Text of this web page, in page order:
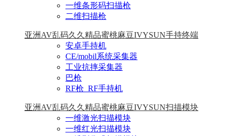
一维条形码扫描枪
二维扫描枪
亚洲AV乱码久久精品蜜桃麻豆IVYSUN手持终端
安卓手持机
CE/mobil系统采集器
工业抗摔采集器
巴枪
RF枪_RF手持机
亚洲AV乱码久久精品蜜桃麻豆IVYSUN扫描模块
一维激光扫描模块
一维红光扫描模块